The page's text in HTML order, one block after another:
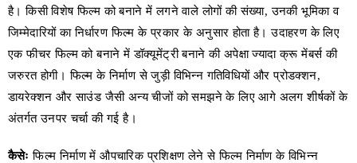
है। किसी विशेष फिल्म को बनाने में लगने वाले लोगों की संख्या, उनकी भूमिका व
जिम्मेदारियों का निर्धारण फिल्म के प्रकार के अनुसार होता है। उदाहरण के लिए
एक फीचर फिल्म को बनाने में डॉक्यूमेंट्री बनाने की अपेक्षा ज्यादा क्रू मेंबर्स की
जरुरत होगी। फिल्म के निर्माण से जुड़ी विभिन्न गतिविधियों और प्रोडक्शन,
डायरेक्शन और साउंड जैसी अन्य चीजों को समझने के लिए आगे अलग शीर्षकों के
अंतर्गत उनपर चर्चा की गई है।
कैसेः फिल्म निर्माण में औपचारिक प्रशिक्षण लेने से फिल्म निर्माण के विभिन्न